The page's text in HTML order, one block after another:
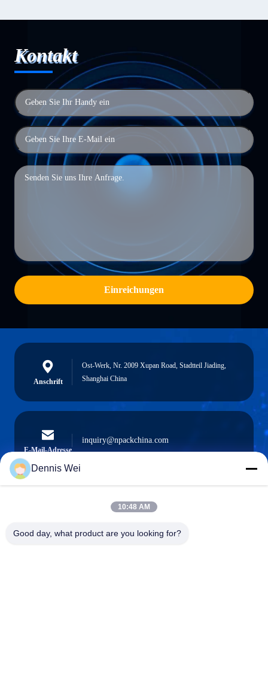
Kontakt
Einreichungen
Anschrift
Ost-Werk, Nr. 2009 Xupan Road, Stadtteil Jiading,
Shanghai China
E-Mail-Adresse
inquiry@npackchina.com
0086-21-66035560
Dennis Wei
10:48 AM
Good day, what product are you looking for?